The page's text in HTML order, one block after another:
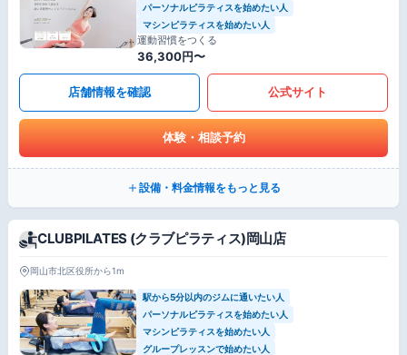
パーソナルピラティスを始めたい人
マシンピラティスを始めたい人
運動習慣をつくる
36,300円〜
店舗情報を確認 公式サイト
体験・相談予約
設備・料金情報をもっと見る
CLUBPILATES (クラブピラティス)岡山店
岡山市北区役所から1m
駅から5分以内のジムに通いたい人
パーソナルピラティスを始めたい人
マシンピラティスを始めたい人
グループレッスンで始めたい人